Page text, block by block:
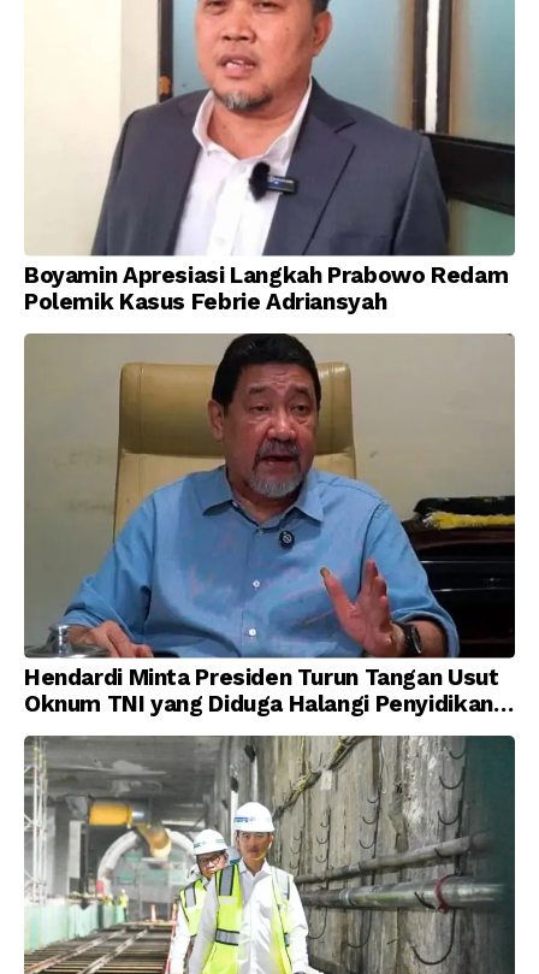
Boyamin Apresiasi Langkah Prabowo Redam
Polemik Kasus Febrie Adriansyah
Hendardi Minta Presiden Turun Tangan Usut
Oknum TNI yang Diduga Halangi Penyidikan
Korupsi